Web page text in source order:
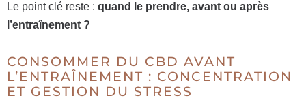
Le point clé reste : quand le prendre, avant ou après
l’entraînement ?
CONSOMMER DU CBD AVANT
L’ENTRAÎNEMENT : CONCENTRATION
ET GESTION DU STRESS